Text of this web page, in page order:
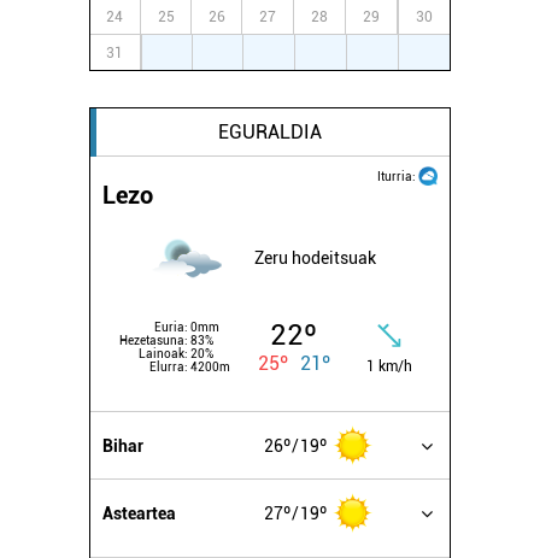
24 25 26 27 28 29 30
31
EGURALDIA
Iturria:
Lezo
Zeru hodeitsuak
Euria: 0mm
Hezetasuna: 83%
Lainoak: 20%
Elurra: 4200m
22º
25º 21º 1 km/h
Bihar 26º 19º
Asteartea 27º 19º